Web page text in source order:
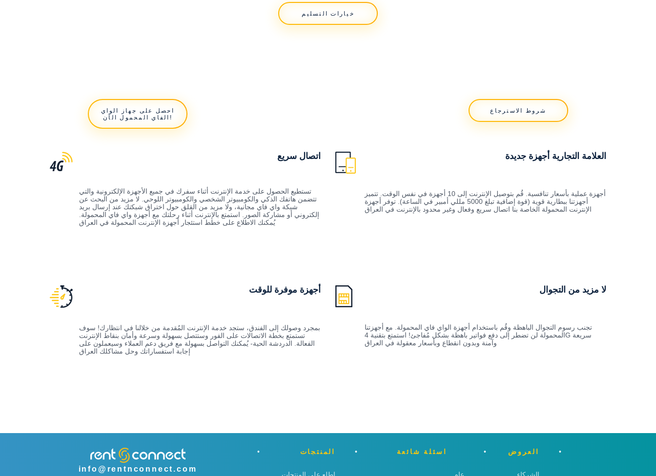
احصل على جهاز الواي
الفاي المحمول الآن!
خيارات التسليم
شروط الاسترجاع
اتصال سريع
تستطيع الحصول على خدمة الإنترنت أثناء سفرك في جميع الأجهزة الإلكترونية والتي
تتضمن هاتفك الذكي والكومبيوتر الشخصي والكومبيوتر اللوحي. لا مزيد من البحث عن
شبكة واي فاي مجانية، ولا مزيد من القلق حول اختراق شبكتك عند إرسال بريد
إلكتروني أو مشاركة الصور. استمتع بالإنترنت أثناء رحلتك مع أجهزة واي فاي المحمولة.
يُمكنك الاطلاع على خطط استئجار أجهزة الإنترنت المحمولة في العراق
العلامة التجارية أجهزة جديدة
أجهزة عملية بأسعار تنافسية. قُم بتوصيل الإنترنت إلى 10 أجهزة في نفس الوقت. تتميز
أجهزتنا ببطارية قوية (قوة إضافية تبلغ 5000 مللي أمبير في الساعة). توفر أجهزة
الإنترنت المحمولة الخاصة بنا اتصال سريع وفعال وغير محدود بالإنترنت في العراق
أجهزة موفرة للوقت
بمجرد وصولك إلى الفندق، ستجد خدمة الإنترنت المُقدمة من خلالنا في انتظارك! سوف
تستمتع بخطة الاتصالات على الفور وستتصل بسهولة وسرعة وأمان بنقاط الإنترنت
الفعالة. الدردشة الحية- يُمكنك التواصل بسهولة مع فريق دعم العملاء وسيعملون على
إجابة استفساراتك وحل مشاكلك العراق
لا مزيد من التجوال
تجنب رسوم التجوال الباهظة وقُم باستخدام أجهزة الواي فاي المحمولة. مع أجهزتنا
المحمولة لن تضطر إلى دفع فواتير باهظة بشكل مُفاجئ! استمتع بتقنية 4G سريعة
وآمنة وبدون انقطاع وبأسعار معقولة في العراق
info@rentnconnect.com
المنتجات اسئلة شائعة العروض